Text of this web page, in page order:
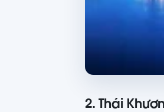
2. Thái